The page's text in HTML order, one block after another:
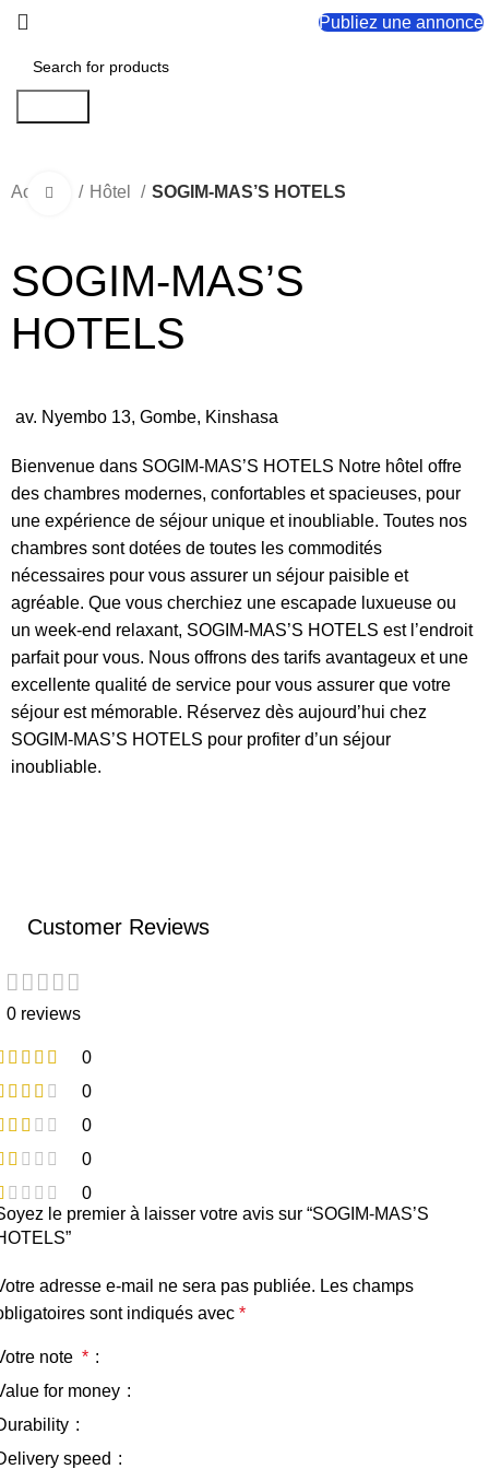
Publiez une annonce
Accueil Hôtel SOGIM-MAS’S HOTELS
Click to enlarge
SOGIM-MAS’S
HOTELS
av. Nyembo 13, Gombe, Kinshasa
Bienvenue dans SOGIM-MAS’S HOTELS Notre hôtel offre
des chambres modernes, confortables et spacieuses, pour
une expérience de séjour unique et inoubliable. Toutes nos
chambres sont dotées de toutes les commodités
nécessaires pour vous assurer un séjour paisible et
agréable. Que vous cherchiez une escapade luxueuse ou
un week-end relaxant, SOGIM-MAS’S HOTELS est l’endroit
parfait pour vous. Nous offrons des tarifs avantageux et une
excellente qualité de service pour vous assurer que votre
séjour est mémorable. Réservez dès aujourd’hui chez
SOGIM-MAS’S HOTELS pour profiter d’un séjour
inoubliable.
Customer Reviews
0 reviews
0
0
0
0
0
le premier à laisser votre avis sur “SOGIM-MAS’S
adresse e-mail ne sera pas publiée. Les champs
sont indiqués avec *
note *
for money
speed